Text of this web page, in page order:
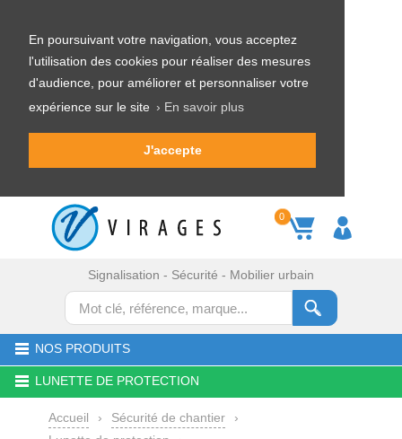
En poursuivant votre navigation, vous acceptez
l'utilisation des cookies pour réaliser des mesures
d'audience, pour améliorer et personnaliser votre
expérience sur le site › En savoir plus
J'accepte
0
Signalisation - Sécurité - Mobilier urbain
NOS PRODUITS
LUNETTE DE PROTECTION
Accueil › Sécurité de chantier
›